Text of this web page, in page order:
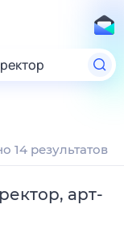
14 результатов
арт-